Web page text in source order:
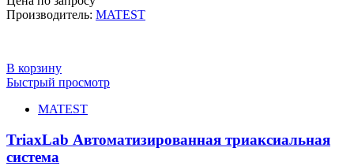
Производитель: MATEST
В корзину
Быстрый просмотр
MATEST
TriaxLab Автоматизированная триаксиальная
система